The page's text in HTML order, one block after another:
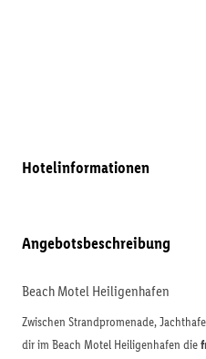
Hotelinformationen
Angebotsbeschreibung
Beach Motel Heiligenhafen
Zwischen Strandpromenade,
dir im Beach Motel Heiligenhafen die